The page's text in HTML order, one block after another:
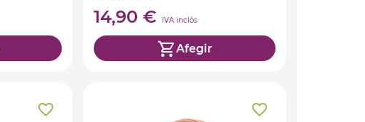
14,90 € IVA inclòs
Afegir